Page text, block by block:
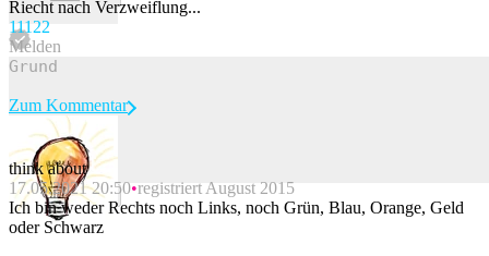
Riecht nach Verzweiflung...
111 22
Melden
Beitrag melden
Zum Kommentar
think about
17.05.2021 20:50 registriert August 2015
Ich bin weder Rechts noch Links, noch Grün, Blau, Orange, Geld
oder Schwarz